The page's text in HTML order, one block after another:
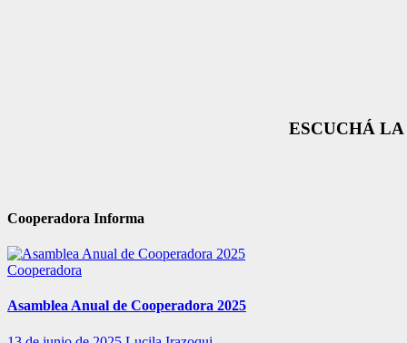
ESCUCHÁ
Cooperadora Informa
Cooperadora
Asamblea Anual de Cooperadora 2025